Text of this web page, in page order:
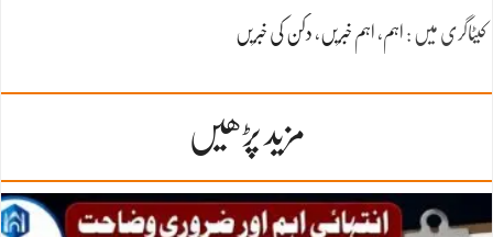
کیٹاگری میں : اہم، اہم خبریں، دکن کی خبریں
مزید پڑھیں